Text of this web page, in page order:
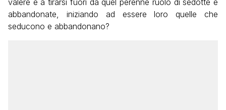
valere e a tirarsi fuori da quel perenne ruolo di sedotte e
abbandonate, iniziando ad essere loro quelle che
seducono e abbandonano?